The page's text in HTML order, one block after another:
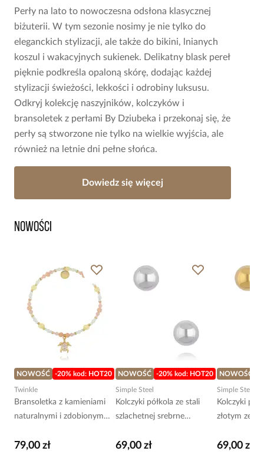
Perły na lato to nowoczesna odsłona klasycznej
biżuterii. W tym sezonie nosimy je nie tylko do
eleganckich stylizacji, ale także do bikini, lnianych
koszul i wakacyjnych sukienek. Delikatny blask pereł
pięknie podkreśla opaloną skórę, dodając każdej
stylizacji świeżości, lekkości i odrobiny luksusu.
Odkryj kolekcję naszyjników, kolczyków i
bransoletek z perłami By Dziubeka i przekonaj się, że
perły są stworzone nie tylko na wielkie wyjścia, ale
również na letnie dni pełne słońca.
Dowiedz się więcej
Nowości
NOWOŚĆ -20% kod: HOT20
Twinkle
Bransoletka z kamieniami
naturalnymi i zdobionym
79,00 zł
NOWOŚĆ -20% kod: HOT20
Simple Steel
Kolczyki półkola ze stali
szlachetnej srebrne
69,00 zł
NOWOŚĆ
Simple Steel
Kolczyki
złotym ze
69,00 zł